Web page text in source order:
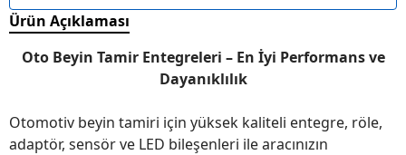
Ürün Açıklaması
Oto Beyin Tamir Entegreleri – En İyi Performans ve
Dayanıklılık
Otomotiv beyin tamiri için yüksek kaliteli entegre, röle,
adaptör, sensör ve LED bileşenleri ile aracınızın